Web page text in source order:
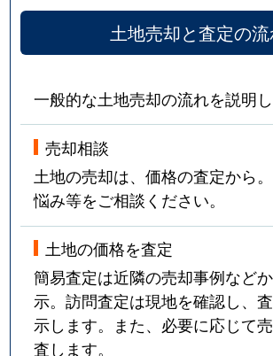
土地売却と査定の
一般的な土地売却の流れを説明し
売却相談
土地の売却は、価格の査定から
悩み等をご相談ください。
土地の価格を査定
簡易査定は近隣の売却事例など
示。訪問査定は現地を確認し、
示します。また、必要に応じて
査します。